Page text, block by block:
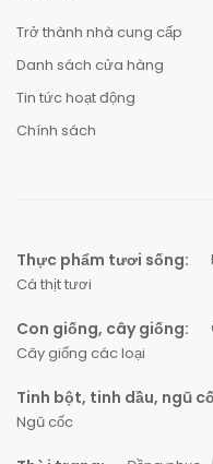
Trở thành nhà cung cấp
Danh sách cửa hàng
Tin tức hoạt động
Chính sách
Thực phẩm tươi sống:
Cá thịt tươi
Con giống, cây giống:
Cây giống các loại
Tinh bột, tinh dầu, ngũ
Ngũ cốc